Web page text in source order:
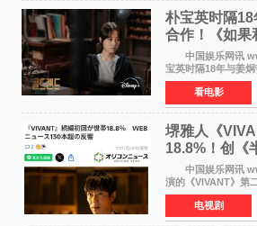
朴宝英时隔
合作！《如果
奇幻浪漫喜剧
中国娱乐网讯
宝英时隔18年与姜
备受期待的浪漫喜剧
（暂定名）。据
女主角，自2008年《
看电影
堺雅人《
18.8%！创《
TBS周日剧
中国娱乐网讯
演的《VIVANT》第
首集收视率高达18
树2》首集22%以来
纪录。 考虑到
电视剧